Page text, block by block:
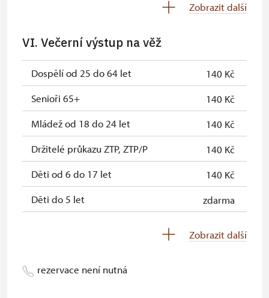
Průkaz zaměstnance NPÚ (+ až 3
zdarma
* Platí pouze pro jednu osobu
(držitele průkazu)
skupiny 1 osoba na 10 dětí)
Průvodce organizované skupiny (1
osoba pro celou skupinu min. 15
osob)
neposkytuje se
Karta zaměstnance s QR kódem MK
ČR *
neposkytuje se
Průkaz ICOMOS *
neposkytuje se
Celoroční volné vstupenky vydané neposkytuje se
Průkaz zaměstnance NPÚ (+ až 3 neposkytuje se
Zobrazit další
VI. Večerní výstup na věž
Dospělí od 25 do 64 let
140 Kč
Senioři 65+
140 Kč
Mládež od 18 do 24 let
140 Kč
Držitelé průkazu ZTP, ZTP/P
140 Kč
Děti od 6 do 17 let
140 Kč
Děti do 5 let
zdarma
Průvodce držitele průkazu ZTP/P
skupiny 1 osoba na 10 dětí)
Zobrazit další
rezervace není nutná